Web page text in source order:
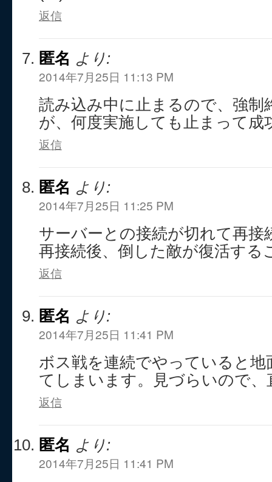
返信
匿名 より:
2014年7月25日 11:13 PM
読み込み中に止まるので、強制
が、何度実施しても止まって成
返信
匿名 より:
2014年7月25日 11:25 PM
サーバーとの接続が切れて再接
再接続後、倒した敵が復活する
返信
匿名 より:
2014年7月25日 11:41 PM
ボス戦を連続でやっていると
てしまいます。見づらいので
返信
匿名 より:
2014年7月25日 11:41 PM